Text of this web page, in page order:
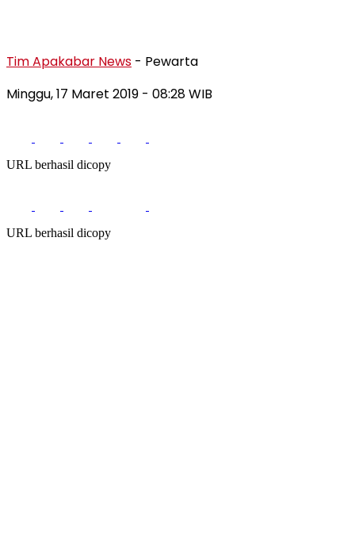
Tim Apakabar News - Pewarta
Minggu, 17 Maret 2019 - 08:28 WIB
URL berhasil dicopy
URL berhasil dicopy